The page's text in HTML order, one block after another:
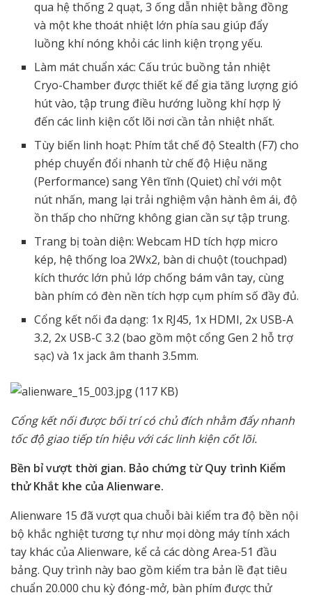
qua hệ thống 2 quạt, 3 ống dẫn nhiệt bằng đồng
và một khe thoát nhiệt lớn phía sau giúp đẩy
luồng khí nóng khỏi các linh kiện trọng yếu.
Làm mát chuẩn xác: Cấu trúc buồng tản nhiệt
Cryo-Chamber được thiết kế để gia tăng lượng gió
hút vào, tập trung điều hướng luồng khí hợp lý
đến các linh kiện cốt lõi nơi cần tản nhiệt nhất.
Tùy biến linh hoạt: Phím tắt chế độ Stealth (F7) cho
phép chuyển đổi nhanh từ chế độ Hiệu năng
(Performance) sang Yên tĩnh (Quiet) chỉ với một
nút nhấn, mang lại trải nghiệm vận hành êm ái, độ
ồn thấp cho những không gian cần sự tập trung.
Trang bị toàn diện: Webcam HD tích hợp micro
kép, hệ thống loa 2Wx2, bàn di chuột (touchpad)
kích thước lớn phủ lớp chống bám vân tay, cùng
bàn phím có đèn nền tích hợp cụm phím số đầy đủ.
Cổng kết nối đa dạng: 1x RJ45, 1x HDMI, 2x USB-A
3.2, 2x USB-C 3.2 (bao gồm một cổng Gen 2 hỗ trợ
sạc) và 1x jack âm thanh 3.5mm.
Cổng kết nối được bối trí có chủ đích nhằm đẩy nhanh
tốc độ giao tiếp tín hiệu với các linh kiện cốt lõi.
Bền bỉ vượt thời gian. Bảo chứng từ Quy trình Kiểm
thử Khắt khe của Alienware.
Alienware 15 đã vượt qua chuỗi bài kiểm tra độ bền nội
bộ khắc nghiệt tương tự như mọi dòng máy tính xách
tay khác của Alienware, kể cả các dòng Area-51 đầu
bảng. Quy trình này bao gồm kiểm tra bản lề đạt tiêu
chuẩn 20.000 chu kỳ đóng-mở, bàn phím được thử